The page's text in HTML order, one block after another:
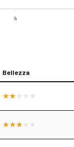
4
Bellezza